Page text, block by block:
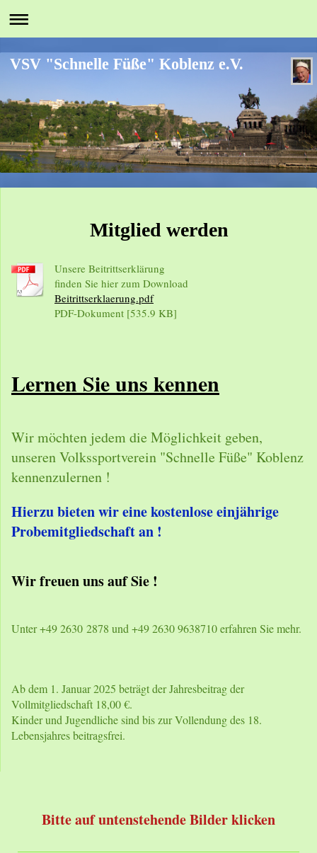
VSV "Schnelle Füße" Koblenz e.V.
Mitglied werden
Unsere Beitrittserklärung
finden Sie hier zum Download
Beitrittserklaerung.pdf
PDF-Dokument [535.9 KB]
Lernen Sie uns kennen
Wir möchten jedem die Möglichkeit geben,
unseren Volkssportverein "Schnelle Füße" Koblenz
kennenzulernen !
Hierzu bieten wir eine kostenlose einjährige
Probemitgliedschaft an !
Wir freuen uns auf Sie !
Unter +49 2630 2878 und +49 2630 9638710 erfahren Sie mehr.
Ab dem 1. Januar 2025 beträgt der Jahresbeitrag der
Vollmitgliedschaft 18,00 €.
Kinder und Jugendliche sind bis zur Vollendung des 18.
Lebensjahres beitragsfrei.
Bitte auf untenstehende Bilder klicken